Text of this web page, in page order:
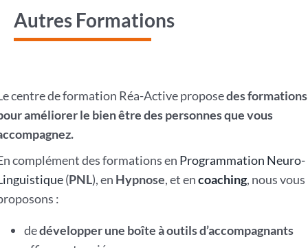
Autres Formations
centre de formation Réa-Active proposedes formations
améliorer le bien être des personnes que vous
complément des formations en Programmation Neuro-
(PNL), en Hypnose, et encoaching, nous vous
:
dedévelopper une boîte à outils d’accompagnants